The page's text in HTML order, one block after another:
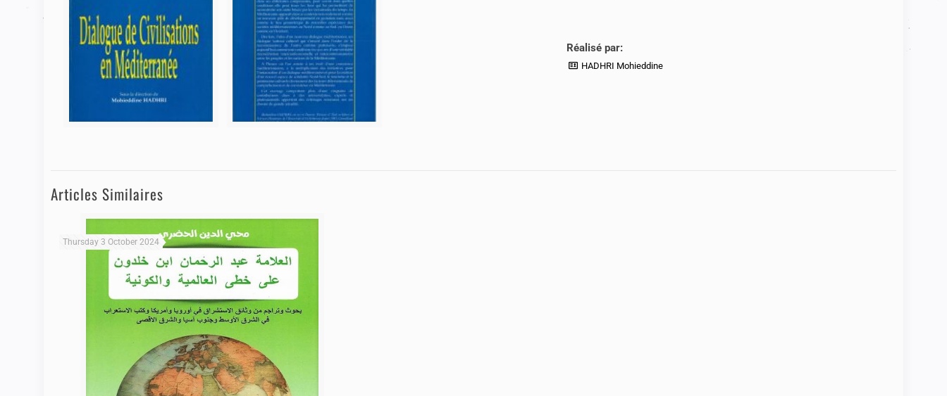
Réalisé par:
HADHRI Mohieddine
Articles Similaires
Thursday 3 October 2024